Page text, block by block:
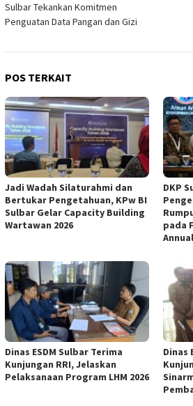
Sulbar Tekankan Komitmen
Penguatan Data Pangan dan Gizi
POS TERKAIT
Jadi Wadah Silaturahmi dan
Bertukar Pengetahuan, KPw BI
Sulbar Gelar Capacity Building
Wartawan 2026
DKP
pada
Dinas ESDM Sulbar Terima
Kunjungan RRI, Jelaskan
Pelaksanaan Program LHM 2026
Dinas